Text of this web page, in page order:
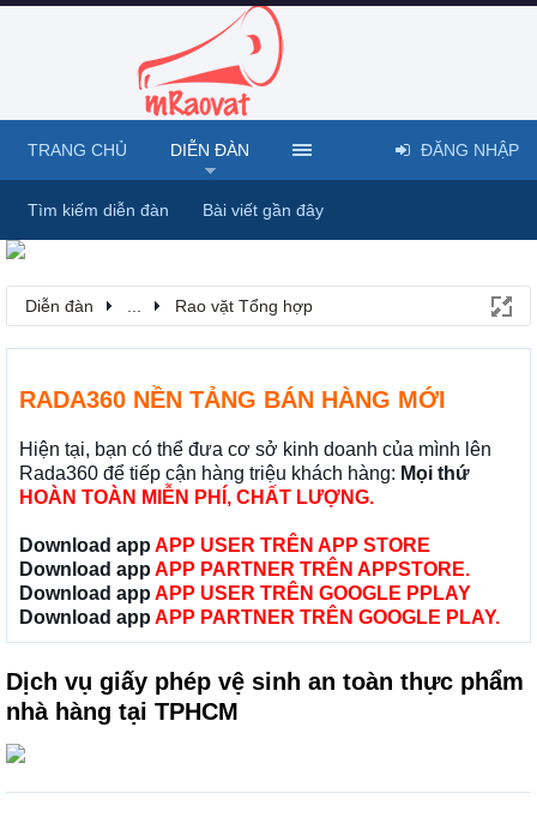
Diễn đàn Rao vặt Tổng hợp
RADA360 NỀN TẢNG BÁN HÀNG MỚI
Hiện tại, bạn có thể đưa cơ sở kinh doanh của mình lên
Rada360 để tiếp cận hàng triệu khách hàng: Mọi thứ
HOÀN TOÀN MIỄN PHÍ, CHẤT LƯỢNG.
Download app APP USER TRÊN APP STORE
Download app APP PARTNER TRÊN APPSTORE.
Download app APP USER TRÊN GOOGLE PPLAY
Download app APP PARTNER TRÊN GOOGLE PLAY.
Dịch vụ giấy phép vệ sinh an toàn thực phẩm
nhà hàng tại TPHCM
TRANG CHỦ DIỄN ĐÀN
Tìm kiếm diễn đàn Bài viết gần đây
ĐĂNG NHẬP